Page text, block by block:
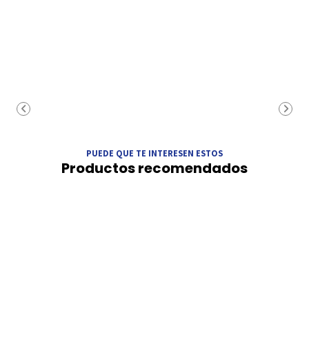
PUEDE QUE TE INTERESEN ESTOS
Productos recomendados